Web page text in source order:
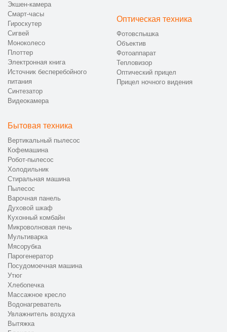
Экшен-камера
Смарт-часы
Гироскутер
Сигвей
Моноколесо
Плоттер
Электронная книга
Источник бесперебойного
питания
Синтезатор
Видеокамера
Оптическая техника
Фотовспышка
Объектив
Фотоаппарат
Тепловизор
Оптический прицел
Прицел ночного видения
Бытовая техника
Вертикальный пылесос
Кофемашина
Робот-пылесос
Холодильник
Стиральная машина
Пылесос
Варочная панель
Духовой шкаф
Кухонный комбайн
Микроволновая печь
Мультиварка
Мясорубка
Парогенератор
Посудомоечная машина
Утюг
Хлебопечка
Массажное кресло
Водонагреватель
Увлажнитель воздуха
Вытяжка